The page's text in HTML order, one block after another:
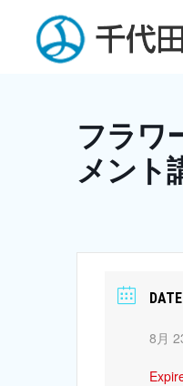
content
フラワ
メント
DATE
8月